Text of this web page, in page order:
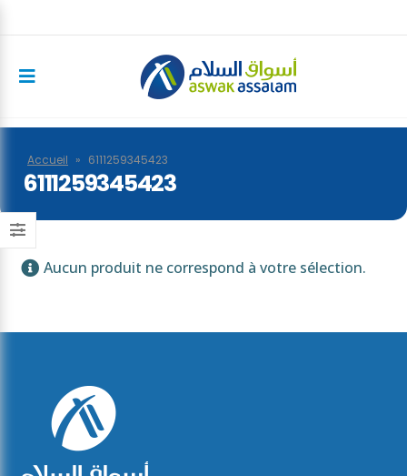
Accueil » 6111259345423
6111259345423
Aucun produit ne correspond à votre sélection.